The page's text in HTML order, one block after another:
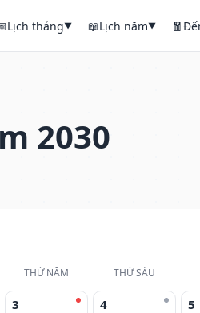
Lịch tháng▼ 📖Lịch năm▼ 🧧
2030
THỨ NĂM THỨ SÁU
3 4 5